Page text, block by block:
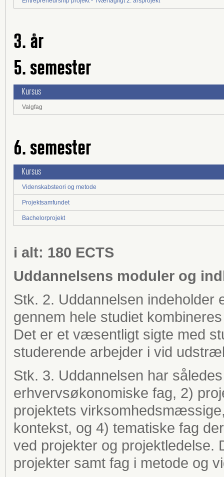
3. år
5. semester
Kursus
Valgfag
6. semester
Kursus
Videnskabsteori og metode
Projektsamfundet
Bachelorprojekt
i alt: 180 ECTS
Uddannelsens moduler og
Stk. 2. Uddannelsen
gennem hele studiet
Det er et væsentligt sigte med
studerende arbejder i vid
Stk. 3. Uddannelsen har
erhvervsøkonomiske fag, 2)
projektets
kontekst, og 4) tematiske fag
ved projekter og
projekter samt fag i metode og